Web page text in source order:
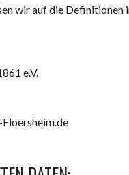
wir auf die
e.V.